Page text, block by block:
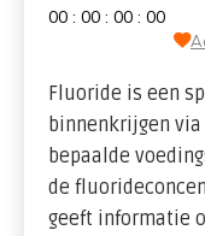
00 : 00 : 00 : 00
Fluoride is een
binnenkrijgen
bepaalde
de
geeft informatie